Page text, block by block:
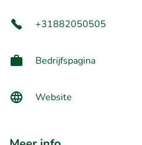
+31882050505
Bedrijfspagina
Website